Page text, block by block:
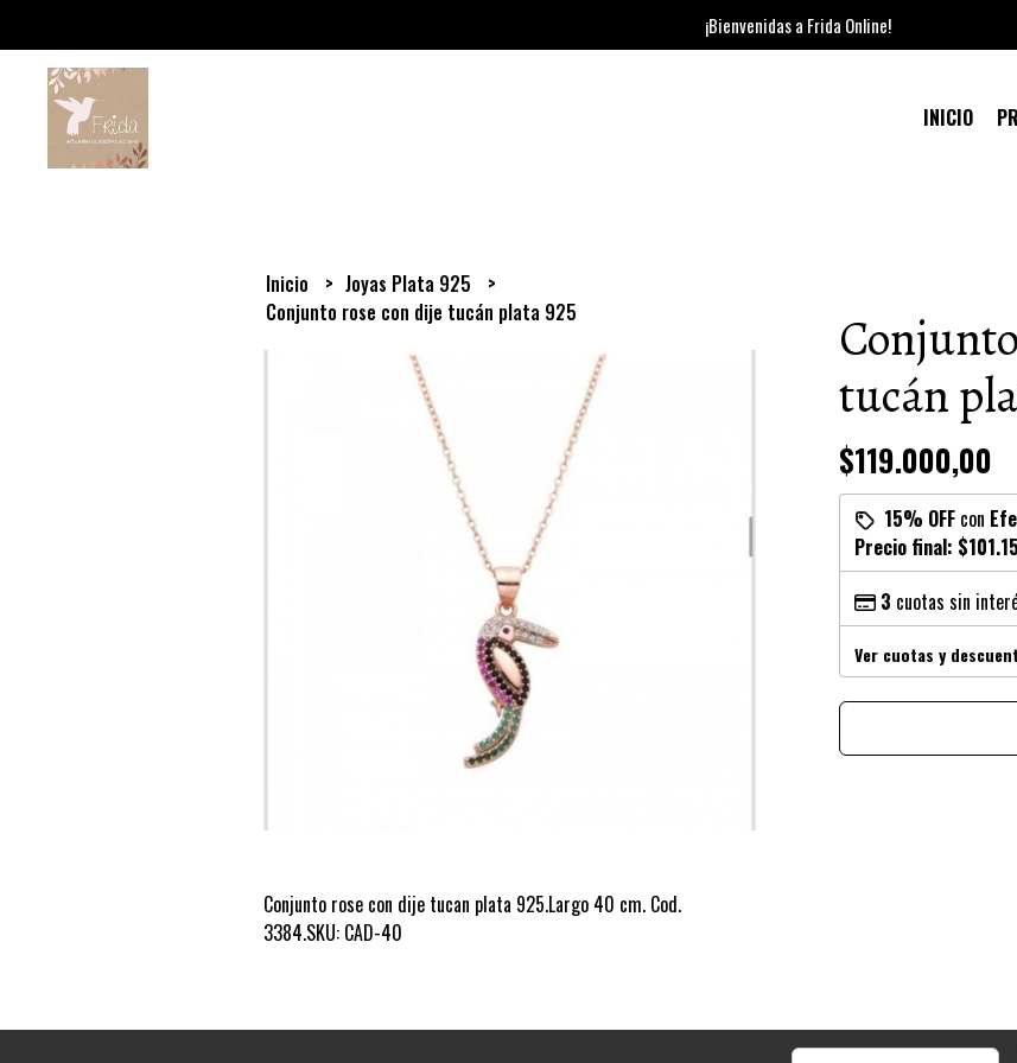
¡Bienvenidas a Frida Online!
INICIO
Inicio
Joyas Plata 925
Conjunto rose con dije tucán plata 925
Conjunto rose con dije tucan plata 925.Largo 40 cm. Cod.
3384.SKU: CAD-40
tucán
$119.000,00
15% OFFcon
Precio final:
3 cuotas sin
Ver cuotas y